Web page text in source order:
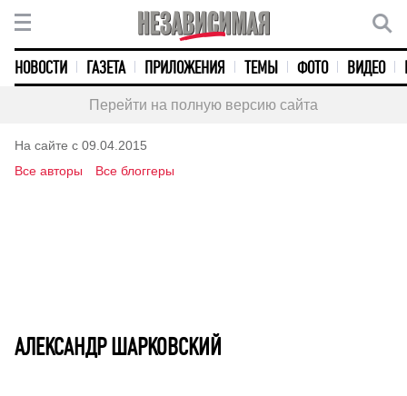
НОВОСТИ ГАЗЕТА ПРИЛОЖЕНИЯ ТЕМЫ ФОТО ВИДЕО
Перейти на полную версию сайта
На сайте с 09.04.2015
Все авторы
Все блоггеры
АЛЕКСАНДР ШАРКОВСКИЙ